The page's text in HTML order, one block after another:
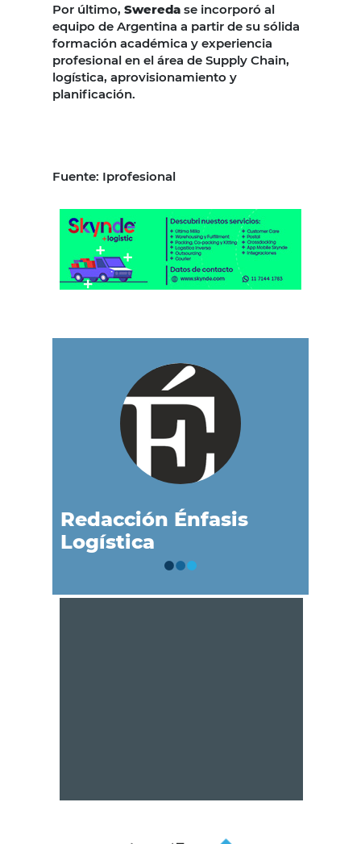
Por último, Swereda se incorporó al
equipo de Argentina a partir de su sólida
formación académica y experiencia
profesional en el área de Supply Chain,
logística, aprovisionamiento y
planificación.
Fuente: Iprofesional
Redacción Énfasis
Logística